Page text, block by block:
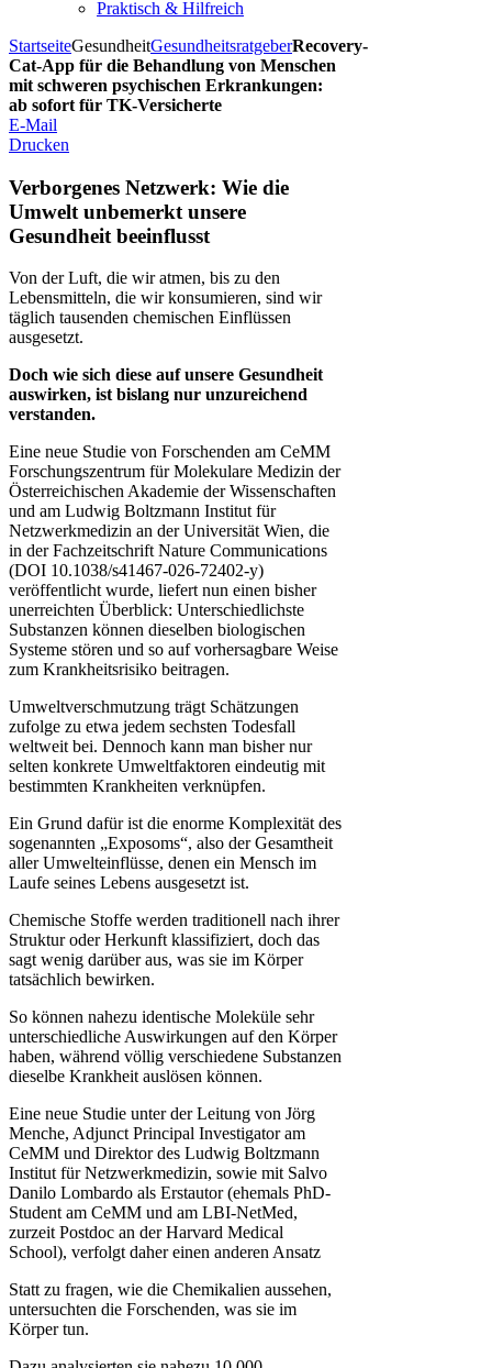
Praktisch & Hilfreich
StartseiteGesundheitGesundheitsratgeberRecovery-
Cat-App für die Behandlung von Menschen
mit schweren psychischen Erkrankungen:
ab sofort für TK-Versicherte
E-Mail
Drucken
Verborgenes Netzwerk: Wie die
Umwelt unbemerkt unsere
Gesundheit beeinflusst
Von der Luft, die wir atmen, bis zu den
Lebensmitteln, die wir konsumieren, sind wir
täglich tausenden chemischen Einflüssen
ausgesetzt.
Doch wie sich diese auf unsere Gesundheit
auswirken, ist bislang nur unzureichend
verstanden.
Eine neue Studie von Forschenden am CeMM
Forschungszentrum für Molekulare Medizin der
Österreichischen Akademie der Wissenschaften
und am Ludwig Boltzmann Institut für
Netzwerkmedizin an der Universität Wien, die
in der Fachzeitschrift Nature Communications
(DOI 10.1038/s41467-026-72402-y)
veröffentlicht wurde, liefert nun einen bisher
unerreichten Überblick: Unterschiedlichste
Substanzen können dieselben biologischen
Systeme stören und so auf vorhersagbare Weise
zum Krankheitsrisiko beitragen.
Umweltverschmutzung trägt Schätzungen
zufolge zu etwa jedem sechsten Todesfall
weltweit bei. Dennoch kann man bisher nur
selten konkrete Umweltfaktoren eindeutig mit
bestimmten Krankheiten verknüpfen.
Ein Grund dafür ist die enorme Komplexität des
sogenannten „Exposoms“, also der Gesamtheit
aller Umwelteinflüsse, denen ein Mensch im
Laufe seines Lebens ausgesetzt ist.
Chemische Stoffe werden traditionell nach ihrer
Struktur oder Herkunft klassifiziert, doch das
sagt wenig darüber aus, was sie im Körper
tatsächlich bewirken.
So können nahezu identische Moleküle sehr
unterschiedliche Auswirkungen auf den Körper
haben, während völlig verschiedene Substanzen
dieselbe Krankheit auslösen können.
Eine neue Studie unter der Leitung von Jörg
Menche, Adjunct Principal Investigator am
CeMM und Direktor des Ludwig Boltzmann
Institut für Netzwerkmedizin, sowie mit Salvo
Danilo Lombardo als Erstautor (ehemals PhD-
Student am CeMM und am LBI-NetMed,
zurzeit Postdoc an der Harvard Medical
School), verfolgt daher einen anderen Ansatz
Statt zu fragen, wie die Chemikalien aussehen,
untersuchten die Forschenden, was sie im
Körper tun.